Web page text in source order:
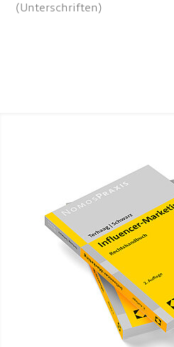
(Unterschriften)